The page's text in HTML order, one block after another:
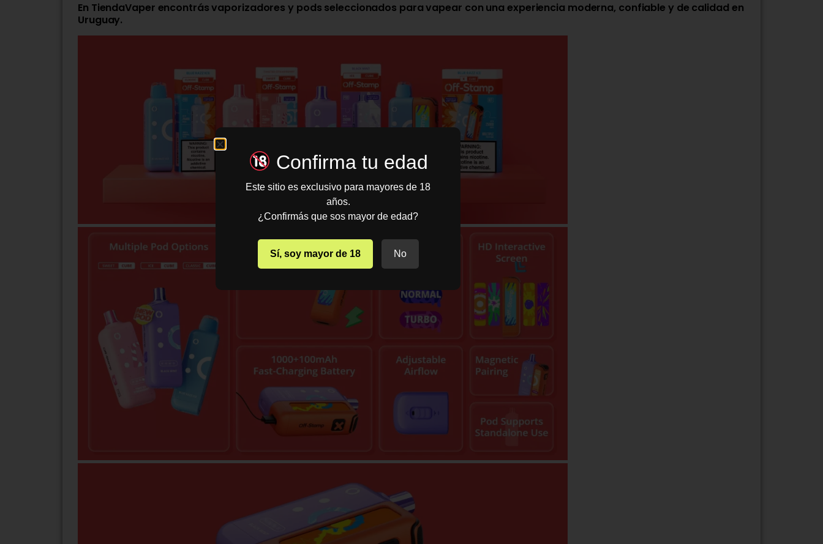
En TiendaVaper encontrás vaporizadores y pods seleccionados para vapear con una experiencia moderna, confiable y de calidad en
Uruguay.
Confirma tu edad
Este sitio es exclusivo para mayores de 18
años.
¿Confirmás que sos mayor de edad?
Sí, soy mayor de 18 No